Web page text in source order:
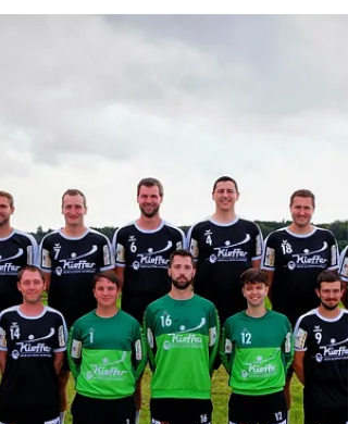
Trainerlehrgang beim TV
Lehrgang erleben!! 🙌 Von der Theorie
es direkt in die Praxis: Zum Start haben wir
uns intensiv mit dem Rahmenkonzept des
DHB beschäftigt und beleuchtet, welche
Fähigkeiten unsere Jugendspieler in
welchem Alter erlernen sollen. Darauf
aufbauend ging es in die Halle – mit
Mobilisations-, Kräftigungs- und
Koordinationsübungen aus dem
Kinderhandball. Schri